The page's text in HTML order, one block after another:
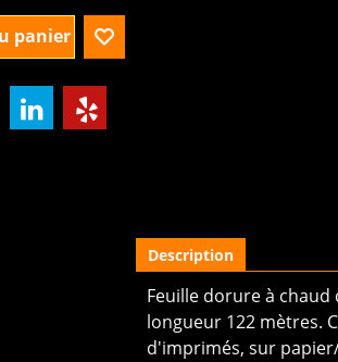
panier
Description
Feuille dorure à chaud
longueur 122 mètres.
d'imprimés, sur